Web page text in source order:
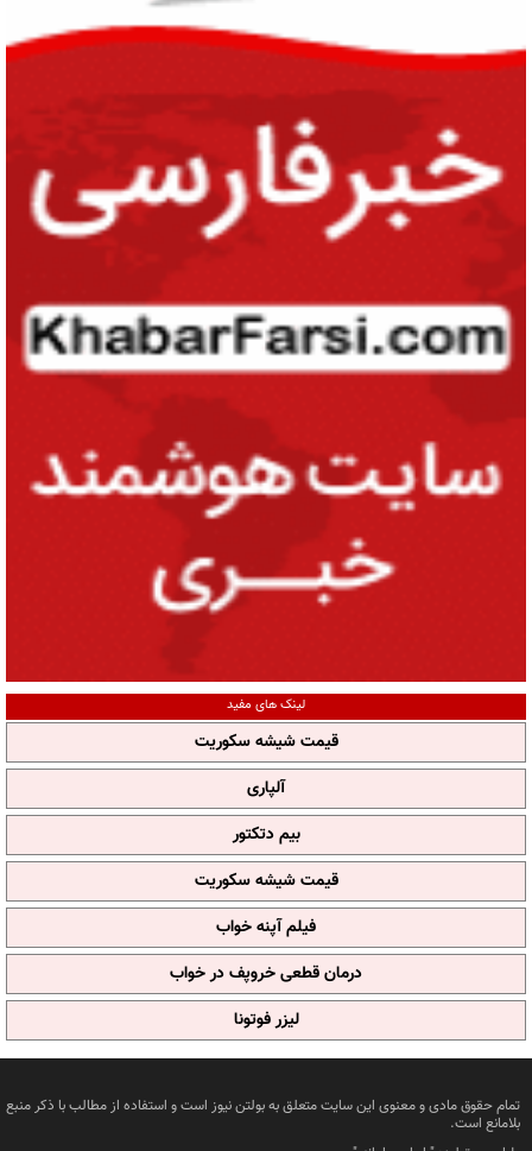
لینک های مفید
قیمت شیشه سکوریت
آلپاری
بیم دتکتور
قیمت شیشه سکوریت
فیلم آپنه خواب
درمان قطعی خروپف در خواب
لیزر فوتونا
تمام حقوق مادی و معنوی این سایت متعلق به بولتن نیوز است و استفاده از مطالب با ذکر منبع
بلامانع است.